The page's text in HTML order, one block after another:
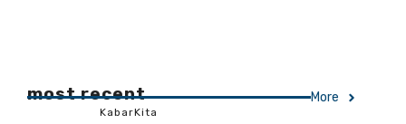
most recent More
KabarKita